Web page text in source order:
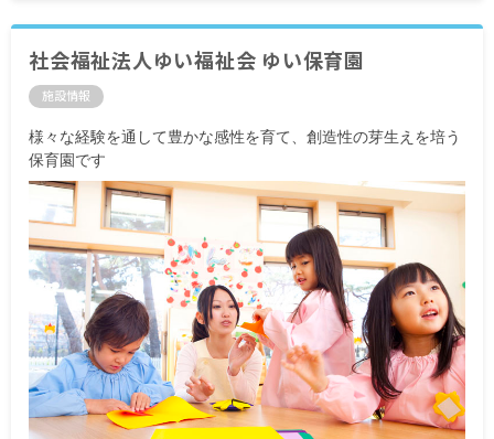
社会福祉法人ゆい福祉会 ゆい保育園
施設情報
様々な経験を通して豊かな感性を育て、創造性の芽生えを培う
保育園です